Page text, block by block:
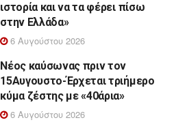
ιστορία και να τα φέρει πίσω
στην Ελλάδα»
6 Αυγούστου 2026
Νέος καύσωνας πριν τον
15Αυγουστο-Έρχεται τριήμερο
κύμα ζέστης με «40άρια»
6 Αυγούστου 2026